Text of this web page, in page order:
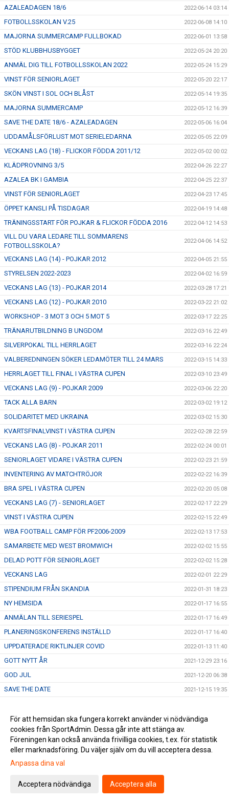
AZALEADAGEN 18/6 2022-06-14 03:14
FOTBOLLSSKOLAN V.25 2022-06-08 14:10
MAJORNA SUMMERCAMP FULLBOKAD 2022-06-01 13:58
STÖD KLUBBHUSBYGGET 2022-05-24 20:20
ANMÄL DIG TILL FOTBOLLSSKOLAN 2022 2022-05-24 15:29
VINST FÖR SENIORLAGET 2022-05-20 22:17
SKÖN VINST I SOL OCH BLÅST 2022-05-14 19:35
MAJORNA SUMMERCAMP 2022-05-12 16:39
SAVE THE DATE 18/6 - AZALEADAGEN 2022-05-06 16:04
UDDAMÅLSFÖRLUST MOT SERIELEDARNA 2022-05-05 22:09
VECKANS LAG (18) - FLICKOR FÖDDA 2011/12 2022-05-02 00:02
KLÄDPROVNING 3/5 2022-04-26 22:27
AZALEA BK I GAMBIA 2022-04-25 22:37
VINST FÖR SENIORLAGET 2022-04-23 17:45
ÖPPET KANSLI PÅ TISDAGAR 2022-04-19 14:48
TRÄNINGSSTART FÖR POJKAR & FLICKOR FÖDDA 2016 2022-04-12 14:53
VILL DU VARA LEDARE TILL SOMMARENS
FOTBOLLSSKOLA?
2022-04-06 14:52
VECKANS LAG (14) - POJKAR 2012 2022-04-05 21:55
STYRELSEN 2022-2023 2022-04-02 16:59
VECKANS LAG (13) - POJKAR 2014 2022-03-28 17:21
VECKANS LAG (12) - POJKAR 2010 2022-03-22 21:02
WORKSHOP - 3 MOT 3 OCH 5 MOT 5 2022-03-17 22:25
TRÄNARUTBILDNING B UNGDOM 2022-03-16 22:49
SILVERPOKAL TILL HERRLAGET 2022-03-16 22:24
VALBEREDNINGEN SÖKER LEDAMÖTER TILL 24 MARS 2022-03-15 14:33
HERRLAGET TILL FINAL I VÄSTRA CUPEN 2022-03-10 23:49
VECKANS LAG (9) - POJKAR 2009 2022-03-06 22:20
TACK ALLA BARN 2022-03-02 19:12
SOLIDARITET MED UKRAINA 2022-03-02 15:30
KVARTSFINALVINST I VÄSTRA CUPEN 2022-02-28 22:59
VECKANS LAG (8) - POJKAR 2011 2022-02-24 00:01
SENIORLAGET VIDARE I VÄSTRA CUPEN 2022-02-23 21:59
INVENTERING AV MATCHTRÖJOR 2022-02-22 16:39
BRA SPEL I VÄSTRA CUPEN 2022-02-20 05:08
VECKANS LAG (7) - SENIORLAGET 2022-02-17 22:29
VINST I VÄSTRA CUPEN 2022-02-15 22:49
WBA FOOTBALL CAMP FÖR PF2006-2009 2022-02-13 17:53
SAMARBETE MED WEST BROMWICH 2022-02-02 15:55
DELAD POTT FÖR SENIORLAGET 2022-02-02 15:28
VECKANS LAG 2022-02-01 22:29
STIPENDIUM FRÅN SKANDIA 2022-01-31 18:23
NY HEMSIDA 2022-01-17 16:55
ANMÄLAN TILL SERIESPEL 2022-01-17 16:49
PLANERINGSKONFERENS INSTÄLLD 2022-01-17 16:40
UPPDATERADE RIKTLINJER COVID 2022-01-13 11:40
GOTT NYTT ÅR 2021-12-29 23:16
GOD JUL 2021-12-20 06:38
SAVE THE DATE 2021-12-15 19:35
VINTERN ÄR HÄR 2021-11-30 02:04
TRÄNARUTBILDNING C GENOMFÖRD 2021-11-28 05:10
Gå till Webbversion
För att hemsidan ska fungera korrekt använder vi nödvändiga
cookies från SportAdmin. Dessa går inte att stänga av.
Föreningen kan också använda frivilliga cookies, t.ex. för statistik
eller marknadsföring. Du väljer själv om du vill acceptera dessa.
Anpassa dina val
Acceptera nödvändiga Acceptera alla